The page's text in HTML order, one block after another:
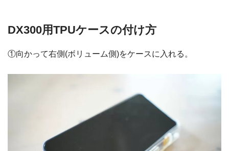
DX300用TPUケースの付け方
①向かって右側(ボリューム側)をケースに入れる。